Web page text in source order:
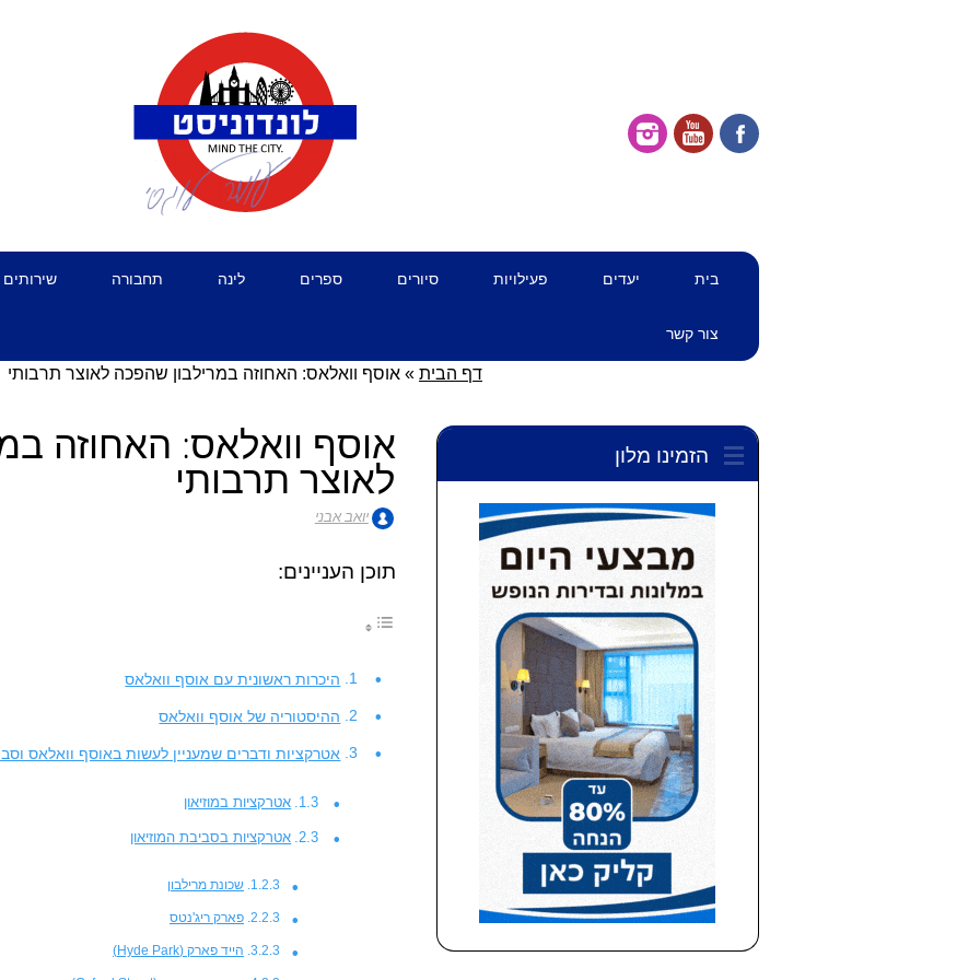
תפריט ראשי
דילוג
בית יעדים פעילויות סיורים ספרים לינה תחבורה
צור קשר
דף הבית » אוסף וואלאס: האחוזה במרילבון שהפכה לאוצר תרבותי
אוסף וואלאס: האחוזה
לאוצר תרבותי
יואב אבני
תוכן העניינים:
היכרות ראשונית עם אוסף וואלאס
ההיסטוריה של אוסף וואלאס
אטרקציות ודברים שמעניין לעשות באוסף וואלאס
אטרקציות במוזיאון
אטרקציות בסביבת המוזיאון
שכונת מרילבון
פארק ריג'נטס
הייד פארק (Hyde Park)
הזמינו מלון